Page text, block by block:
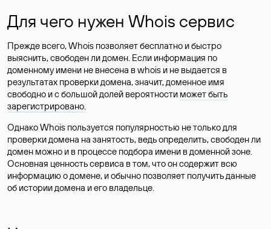
Для чего нужен Whois сервис
Прежде всего, Whois позволяет бесплатно и быстро
выяснить, свободен ли домен. Если информация по
доменному имени не внесена в whois и не выдается в
результатах проверки домена, значит, доменное имя
свободно и с большой долей вероятности может быть
зарегистрировано.
Однако Whois пользуется популярностью не только для
проверки домена на занятость, ведь определить, свободен ли
домен можно и в процессе подбора имени в доменной зоне.
Основная ценность сервиса в том, что он содержит всю
информацию о домене, и обычно позволяет получить данные
об истории домена и его владельце.